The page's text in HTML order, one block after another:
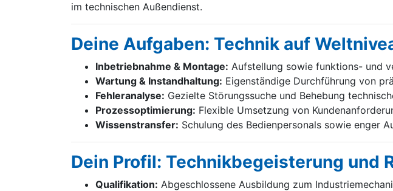
im technischen Außendienst.
Deine Aufgaben: Technik auf
Inbetriebnahme & Montage: Aufstellung sowie funktions- und
Wartung & Instandhaltung: Eigenständige Durchführung von
Fehleranalyse: Gezielte Störungssuche und Behebung
Prozessoptimierung: Flexible Umsetzung von
Wissenstransfer: Schulung des Bedienpersonals sowie enger
Dein Profil: Technikbegeisterung und
Qualifikation: Abgeschlossene Ausbildung zum